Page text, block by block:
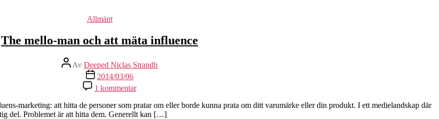
Kategorier
Allmänt
The mello-man och att mäta influence
Inläggsförfattare
Av Deeped Niclas Strandh
Inläggsdatum
2014/03/06
1 kommentartill
The
mello-
man
marketing: att hitta de personer som pratar om eller borde kunna prata om ditt varumärke eller din produkt. I ett medielandskap där
del. Problemet är att hitta dem. Generellt kan […]